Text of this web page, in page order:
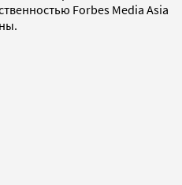
Forbes Media Asia